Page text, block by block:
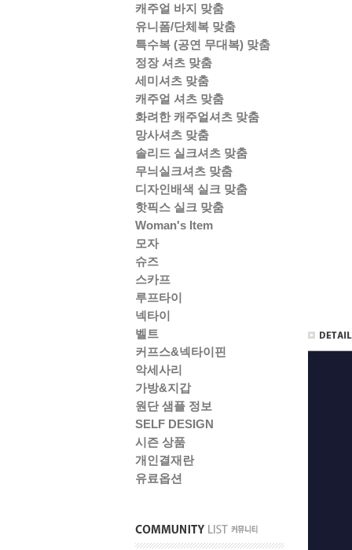
캐주얼 바지 맞춤
유니폼/단체복 맞춤
특수복 (공연 무대복) 맞춤
정장 셔츠 맞춤
세미셔츠 맞춤
캐주얼 셔츠 맞춤
화려한 캐주얼셔츠 맞춤
망사셔츠 맞춤
솔리드 실크셔츠 맞춤
무늬실크셔츠 맞춤
디자인배색 실크 맞춤
핫픽스 실크 맞춤
Woman's Item
모자
슈즈
스카프
루프타이
넥타이
벨트
커프스&넥타이핀
악세사리
가방&지갑
원단 샘플 정보
SELF DESIGN
시즌 상품
개인결재란
유료옵션